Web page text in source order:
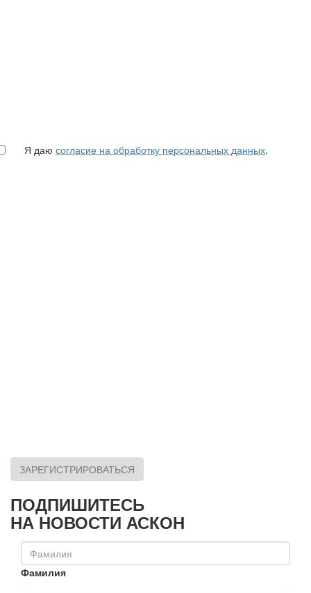
Я даю согласие на обработку персональных данных.
ЗАРЕГИСТРИРОВАТЬСЯ
ПОДПИШИТЕСЬ
НА НОВОСТИ АСКОН
Фамилия